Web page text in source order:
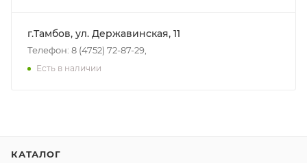
г.Тамбов, ул. Державинская, 11
Телефон: 8 (4752) 72-87-29,
Есть в наличии
КАТАЛОГ